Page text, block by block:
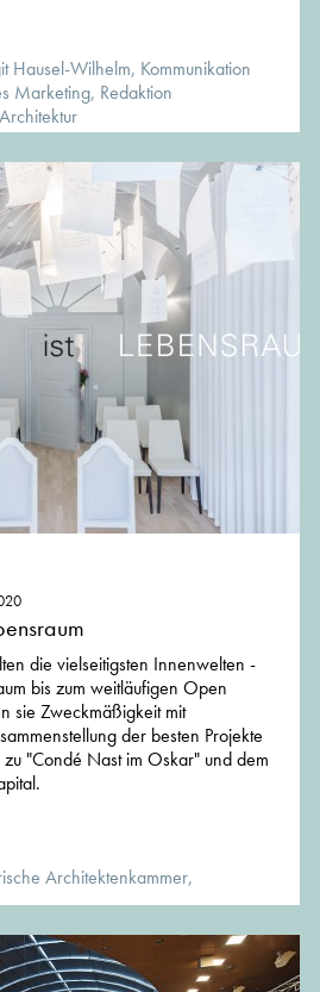
Hausel-Wilhelm, Kommunikation
Marketing, Redaktion
die vielseitigsten Innenwelten -
bis zum weitläufigen Open
sie Zweckmäßigkeit mit
der besten Projekte
"Condé Nast im Oskar" und dem
Architektenkammer,